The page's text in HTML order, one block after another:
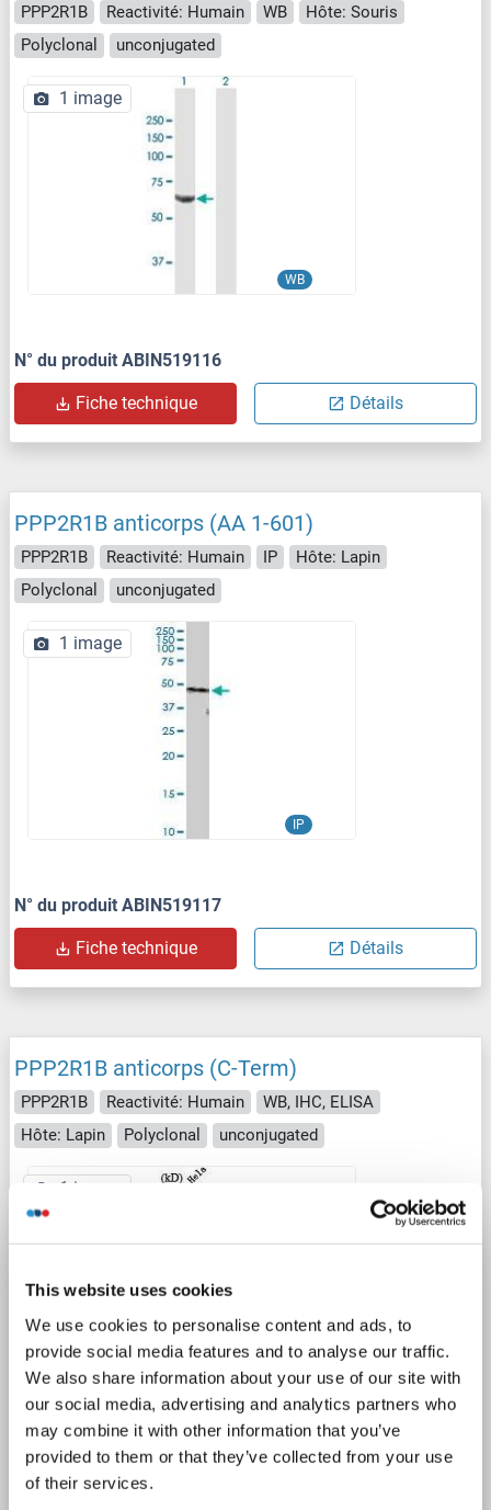
This website uses cookies
We use cookies to personalise content and ads, to
provide social media features and to analyse our traffic.
We also share information about your use of our site with
our social media, advertising and analytics partners who
may combine it with other information that you’ve
provided to them or that they’ve collected from your use
of their services.
PPP2R1B Reactivité: Humain WB
Hôte: Souris
Polyclonal
unconjugated
WB
1 image
N° du produit ABIN519116
Fiche technique Détails
PPP2R1B anticorps (AA 1-601)
PPP2R1B Reactivité: Humain IP
Hôte: Lapin
Polyclonal
unconjugated
IP
1 image
N° du produit ABIN519117
Fiche technique Détails
PPP2R1B anticorps (C-Term)
PPP2R1B Reactivité: Humain
WB, IHC, ELISA
Hôte: Lapin
Polyclonal unconjugated
1 image
N° du produit ABIN7185438
Fiche technique